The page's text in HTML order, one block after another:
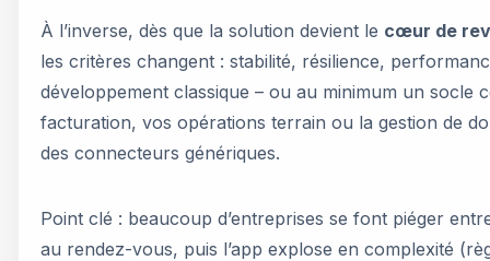
À l’inverse, dès que la solution devient le cœur de
les critères changent : stabilité, résilience,
développement classique – ou au minimum un socle
facturation, vos opérations terrain ou la gestion de
des connecteurs génériques.
Point clé : beaucoup d’entreprises se font piéger
au rendez-vous, puis l’app explose en complexité